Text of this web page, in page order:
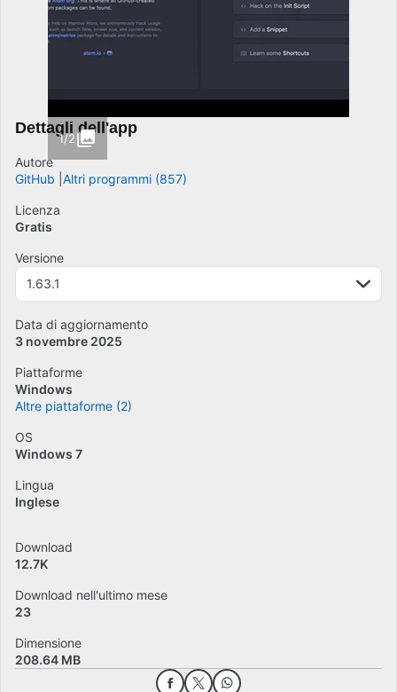
1/2
Dettagli dell'app
Autore
GitHub Altri programmi (857)
Licenza
Gratis
Versione
1.63.1
Data di aggiornamento
3 novembre 2025
Piattaforme
Windows
Altre piattaforme (2)
OS
Windows 7
Lingua
Inglese
Download
12.7K
Download nell'ultimo mese
23
Dimensione
208.64 MB